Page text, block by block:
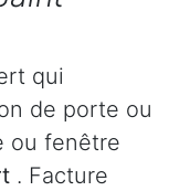
qui
de porte ou
ou fenêtre
. Facture